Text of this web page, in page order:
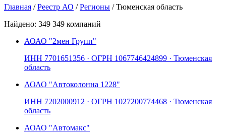
Главная /Реестр АО /Регионы /Тюменская область
Найдено: 349 349 компаний
АОАО "2мен Групп"
ИНН 7701651356 · ОГРН 1067746424899 · Тюменская
область
АОАО "Автоколонна 1228"
ИНН 7202000912 · ОГРН 1027200774468 · Тюменская
область
АОАО "Автомакс"